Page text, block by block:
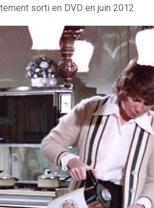
sorti en DVD en juin 2012.